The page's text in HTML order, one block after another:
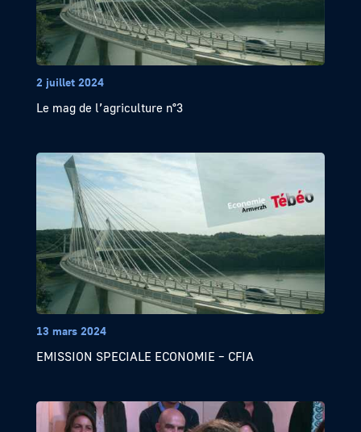
2 juillet 2024
Le mag de l’agriculture n°3
13 mars 2024
EMISSION SPECIALE ECONOMIE – CFIA